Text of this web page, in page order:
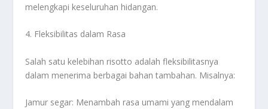
melengkapi keseluruhan hidangan.
4. Fleksibilitas dalam Rasa
Salah satu kelebihan risotto adalah fleksibilitasnya
dalam menerima berbagai bahan tambahan. Misalnya:
Jamur segar: Menambah rasa umami yang mendalam